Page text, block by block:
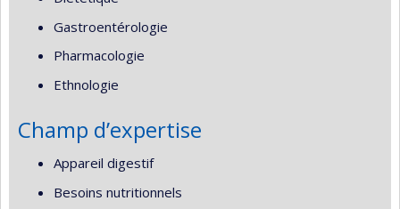
Gastroentérologie
Pharmacologie
Ethnologie
Champ d’expertise
Appareil digestif
Besoins nutritionnels